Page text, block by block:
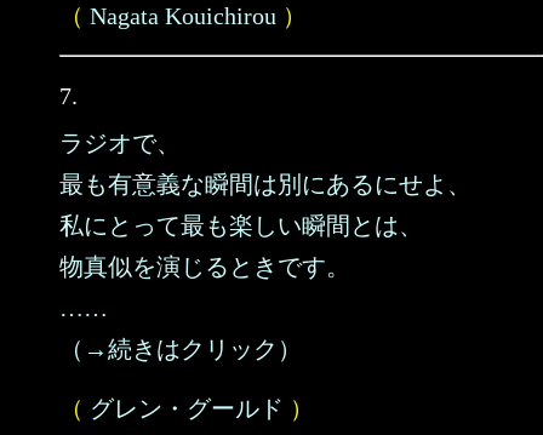
（ Nagata Kouichirou ）
7.
ラジオで、
最も有意義な瞬間は別にあるにせよ、
私にとって最も楽しい瞬間とは、
物真似を演じるときです。
……
（→続きはクリック）
（ グレン・グールド ）